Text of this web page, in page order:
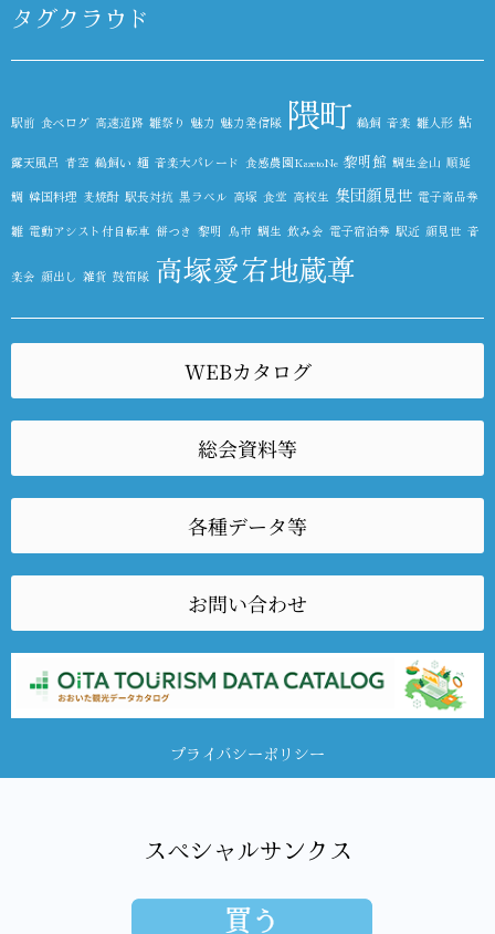
タグクラウド
駅前 食べログ 高速道路 雛祭り 魅力 魅力発信隊 隈町 鵜飼 音楽 雛人形 鮎
露天風呂 青空 鵜飼い 麺 音楽大パレード 食感農園KazetoNe 黎明館 鯛生金山 順延
鯛 韓国料理 麦焼酎 駅長対抗 黒ラベル 高塚 食堂 高校生 集団顔見世 電子商品券
雛 電動アシスト付自転車 餅つき 黎明 鳥市 鯛生 飲み会 電子宿泊券 駅近 顔見世 音
楽会 顔出し 雑貨 鼓笛隊 高塚愛宕地蔵尊
WEBカタログ
総会資料等
各種データ等
お問い合わせ
プライバシーポリシー
スペシャルサンクス